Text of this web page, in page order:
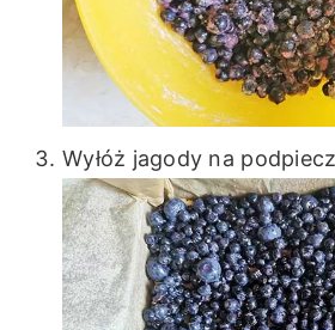
Wyłóż jagody na